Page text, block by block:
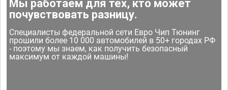
Мы работаем для тех, кто может
почувствовать разницу.
Специалисты федеральной сети Евро Чип Тюнинг
прошили более 10 000 автомобилей в 50+ городах РФ
- поэтому мы знаем, как получить безопасный
максимум от каждой машины!